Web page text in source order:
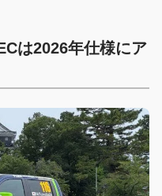
は2026年仕様にア